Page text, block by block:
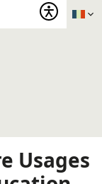
Usages